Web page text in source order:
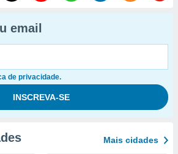
email
de privacidade.
Mais cidades